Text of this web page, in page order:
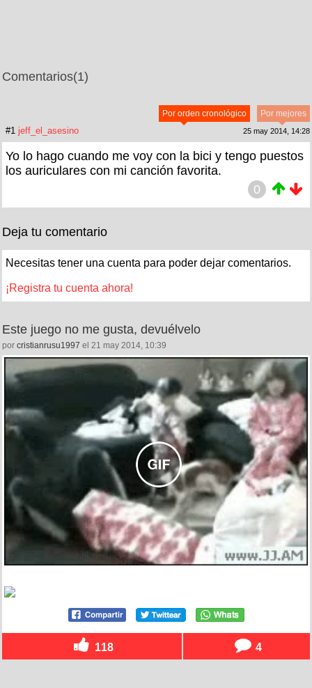
Comentarios(1)
Por mejores
Por orden cronológico
#1 jeff_el_asesino 25 may 2014, 14:28
Yo lo hago cuando me voy con la bici y tengo puestos
los auriculares con mi canción favorita.
0
Deja tu comentario
Necesitas tener una cuenta para poder dejar comentarios.
¡Registra tu cuenta ahora!
Este juego no me gusta, devuélvelo
por cristianrusu1997 el 21 may 2014, 10:39
118 4